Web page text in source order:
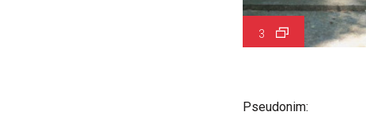
3
Pseudonim: